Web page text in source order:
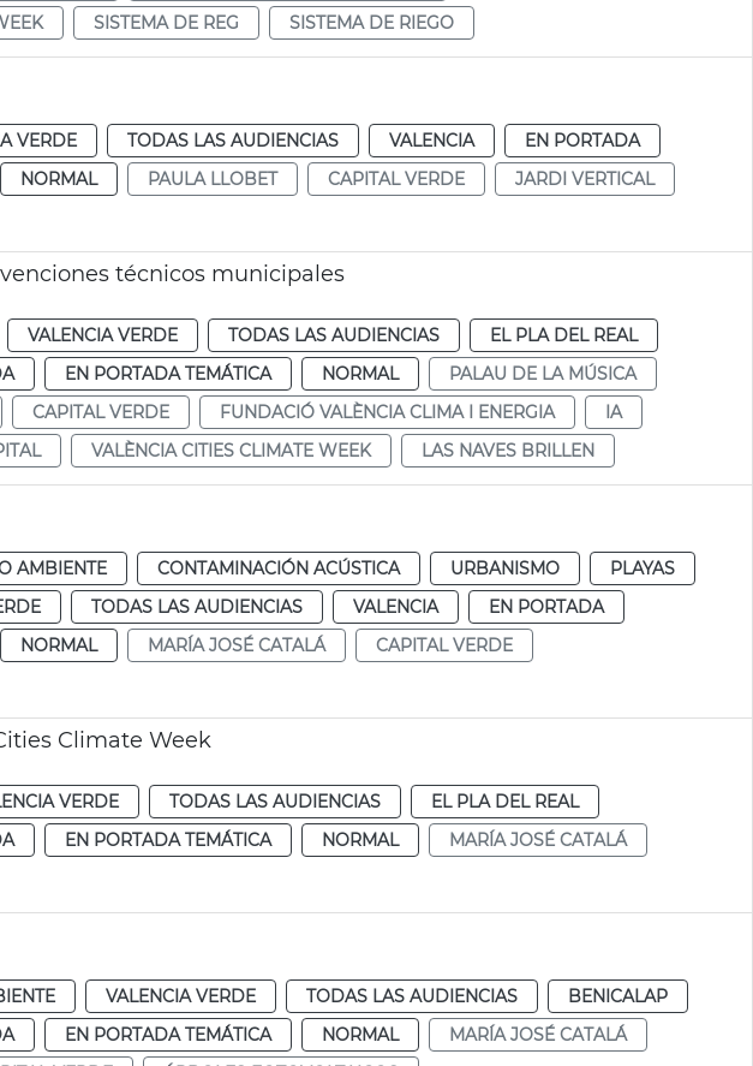
SISTEMA DE REG SISTEMA DE RIEGO
VERDE TODAS LAS AUDIENCIAS VALENCIA
EN PORTADA
NORMAL PAULA LLOBET CAPITAL VERDE
JARDI VERTICAL
técnicos municipales
VALENCIA VERDE TODAS LAS AUDIENCIAS
EL PLA DEL REAL
EN PORTADA TEMÁTICA NORMAL
PALAU DE LA MÚSICA
CAPITAL VERDE FUNDACIÓ VALÈNCIA CLIMA I ENERGIA
IA
VALÈNCIA CITIES CLIMATE WEEK LAS NAVES BRILLEN
AMBIENTE CONTAMINACIÓN ACÚSTICA URBANISMO
PLAYAS
TODAS LAS AUDIENCIAS VALENCIA
EN PORTADA
NORMAL MARÍA JOSÉ CATALÁ
CAPITAL VERDE
Climate Week
VERDE TODAS LAS AUDIENCIAS
EL PLA DEL REAL
EN PORTADA TEMÁTICA NORMAL
MARÍA JOSÉ CATALÁ
VALENCIA VERDE TODAS LAS AUDIENCIAS
BENICALAP
EN PORTADA TEMÁTICA NORMAL
MARÍA JOSÉ CATALÁ